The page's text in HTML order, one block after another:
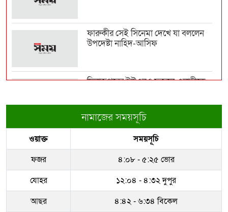
সালমানের খানের বিরুদ্ধে প্রতারণার
সেনা নিহত
স্বর্ণের ভরি ২ লাখ ৩২ হাজার
দিল্লিতে শেখ হাসিনাকে কথা বলতে
দেওয়ায় ক্ষুব্ধ ঢাকা
ফারুকীর সেই সিনেমা দেখে যা বললেন
উপদেষ্টা নাহিদ-আসিফ
দিনাজপুরের ইউএনও ফজলে এলাহীকে
রাজউকের ইমারত পরিদর্শক বাপ্পিকে
জোন-৮ এ বদলী
ধরাকে সরা জ্ঞান করেন উমেদার রানা
নামাজের সময়সূচি
ওয়াক্ত
সময়সূচি
ফজর
৪:০৮ - ৫:২৫ ভোর
যোহর
১২:০৪ - ৪:৩২ দুপুর
আছর
৪:৪২ - ৬:৩৪ বিকেল